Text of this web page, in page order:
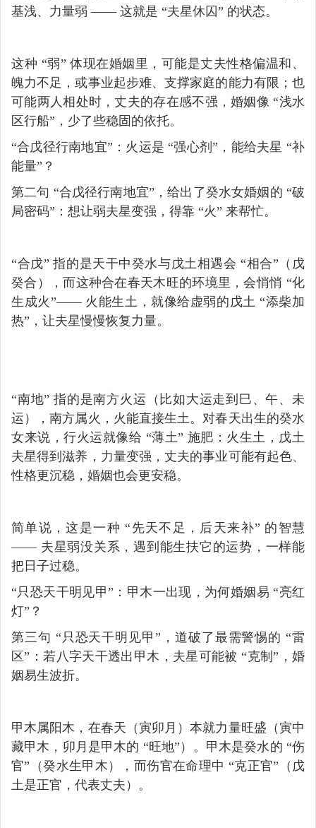
基浅、力量弱 —— 这就是 “夫星休囚” 的状态。
这种 “弱” 体现在婚姻里，可能是丈夫性格偏温和、
魄力不足，或事业起步难、支撑家庭的能力有限；也
可能两人相处时，丈夫的存在感不强，婚姻像 “浅水
区行船”，少了些稳固的依托。
“合戊径行南地宜”：火运是 “强心剂”，能给夫星 “补
能量”？
第二句 “合戊径行南地宜”，给出了癸水女婚姻的 “破
局密码”：想让弱夫星变强，得靠 “火” 来帮忙。
“合戊” 指的是天干中癸水与戊土相遇会 “相合”（戊
癸合），而这种合在春天木旺的环境里，会悄悄 “化
生成火”—— 火能生土，就像给虚弱的戊土 “添柴加
热”，让夫星慢慢恢复力量。
“南地” 指的是南方火运（比如大运走到巳、午、未
运），南方属火，火能直接生土。对春天出生的癸水
女来说，行火运就像给 “薄土” 施肥：火生土，戊土
夫星得到滋养，力量变强，丈夫的事业可能有起色、
性格更沉稳，婚姻也会更安稳。
简单说，这是一种 “先天不足，后天来补” 的智慧
—— 夫星弱没关系，遇到能生扶它的运势，一样能
把日子过稳。
“只恐天干明见甲”：甲木一出现，为何婚姻易 “亮红
灯”？
第三句 “只恐天干明见甲”，道破了最需警惕的 “雷
区”：若八字天干透出甲木，夫星可能被 “克制”，婚
姻易生波折。
甲木属阳木，在春天（寅卯月）本就力量旺盛（寅中
藏甲木，卯月是甲木的 “旺地”）。甲木是癸水的 “伤
官”（癸水生甲木），而伤官在命理中 “克正官”（戊
土是正官，代表丈夫）。